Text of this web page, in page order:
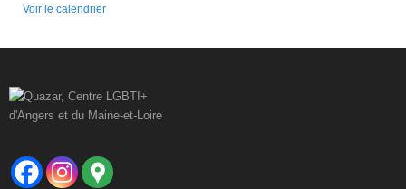
Voir le calendrier